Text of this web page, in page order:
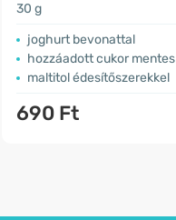
30 g
joghurt bevonattal
hozzáadott cukor mentes
maltitol édesítőszerekkel
690 Ft